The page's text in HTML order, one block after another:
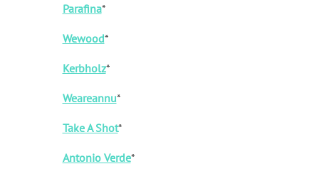
Parafina*
Wewood*
Kerbholz*
Weareannu*
Take A Shot*
Antonio Verde*